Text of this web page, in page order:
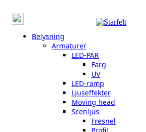
Belysning
Armaturer
LED-PAR
Färg
UV
LED-ramp
Ljuseffekter
Moving head
Scenljus
Fresnel